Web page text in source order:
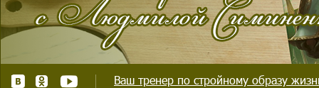
Ваш тренер по стройному образу